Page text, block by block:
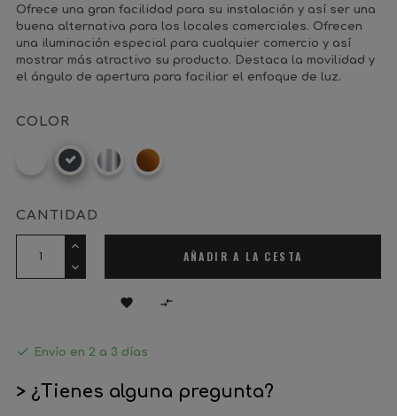
Ofrece una gran facilidad para su instalación y así ser una
buena alternativa para los locales comerciales. Ofrecen
una iluminación especial para cualquier comercio y así
mostrar más atractivo su producto. Destaca la movilidad y
el ángulo de apertura para faciliar el enfoque de luz.
COLOR
BlancoNegro Cromo Bronce
CANTIDAD
AÑADIR A LA CESTA
 
 Envío en 2 a 3 días
> ¿Tienes alguna pregunta?